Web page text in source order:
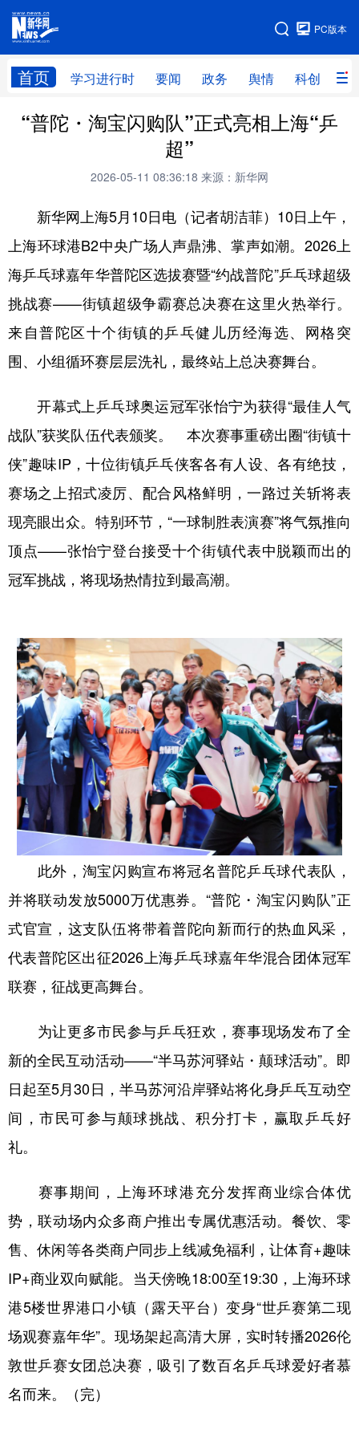
PC版本
首页 学习进行时 要闻 政务 舆情 科创 产
网站地图
首页 学习进行时 要闻 政务
民生
房产 体育 健康 图片
信息 廉政 原创 长三角频道
“普陀・淘宝闪购队”正式亮相上海“乒
超”
2026-05-11 08:36:18 来源：新华网
新华网上海5月10日电（记者胡洁菲）10日上午，
上海环球港B2中央广场人声鼎沸、掌声如潮。2026上
海乒乓球嘉年华普陀区选拔赛暨“约战普陀”乒乓球超级
挑战赛——街镇超级争霸赛总决赛在这里火热举行。
来自普陀区十个街镇的乒乓健儿历经海选、网格突
围、小组循环赛层层洗礼，最终站上总决赛舞台。
开幕式上乒乓球奥运冠军张怡宁为获得“最佳人气
战队”获奖队伍代表颁奖。 本次赛事重磅出圈“街镇十
侠”趣味IP，十位街镇乒乓侠客各有人设、各有绝技，
赛场之上招式凌厉、配合风格鲜明，一路过关斩将表
现亮眼出众。特别环节，“一球制胜表演赛”将气氛推向
顶点——张怡宁登台接受十个街镇代表中脱颖而出的
冠军挑战，将现场热情拉到最高潮。
此外，淘宝闪购宣布将冠名普陀乒乓球代表队，
并将联动发放5000万优惠券。“普陀・淘宝闪购队”正
式官宣，这支队伍将带着普陀向新而行的热血风采，
代表普陀区出征2026上海乒乓球嘉年华混合团体冠军
联赛，征战更高舞台。
为让更多市民参与乒乓狂欢，赛事现场发布了全
新的全民互动活动——“半马苏河驿站・颠球活动”。即
日起至5月30日，半马苏河沿岸驿站将化身乒乓互动空
间，市民可参与颠球挑战、积分打卡，赢取乒乓好
礼。
赛事期间，上海环球港充分发挥商业综合体优
势，联动场内众多商户推出专属优惠活动。餐饮、零
售、休闲等各类商户同步上线减免福利，让体育+趣味
IP+商业双向赋能。当天傍晚18:00至19:30，上海环球
港5楼世界港口小镇（露天平台）变身“世乒赛第二现
场观赛嘉年华”。现场架起高清大屏，实时转播2026伦
敦世乒赛女团总决赛，吸引了数百名乒乓球爱好者慕
名而来。（完）